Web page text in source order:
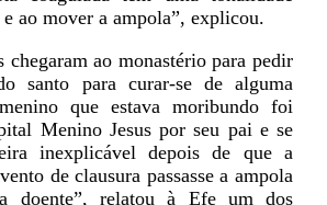
ao mover a ampola”, explicou.
ao monastério para pedir
santo para curar-se de alguma
que estava moribundo foi
Menino Jesus por seu pai e se
inexplicável depois de que a
de clausura passasse a ampola
doente”, relatou à Efe um dos